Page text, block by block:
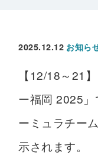
2025.12.12 お知ら
【12/18～21
ー福岡 2025」
ーミュラチー
示されます。